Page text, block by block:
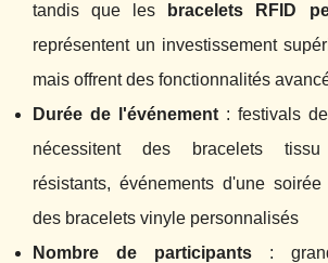
tandis que les
bracelets RFID
représentent un investissement
mais offrent des fonctionnalités
Durée de l'événement: festivals
nécessitent des bracelets tissu
résistants, événements d'une
des bracelets vinyle personnalisés
Nombre de participants :